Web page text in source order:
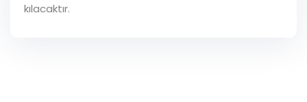
kılacaktır.